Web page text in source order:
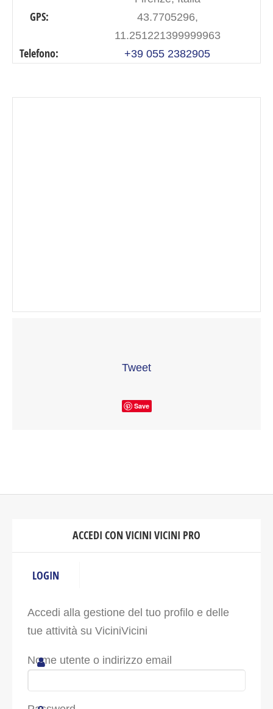
GPS:
43.7705296,
11.251221399999963
Telefono: +39 055 2382905
Tweet
Save
ACCEDI CON VICINI VICINI PRO
LOGIN
Accedi alla gestione del tuo profilo e delle
tue attività su ViciniVicini
Nome utente o indirizzo email